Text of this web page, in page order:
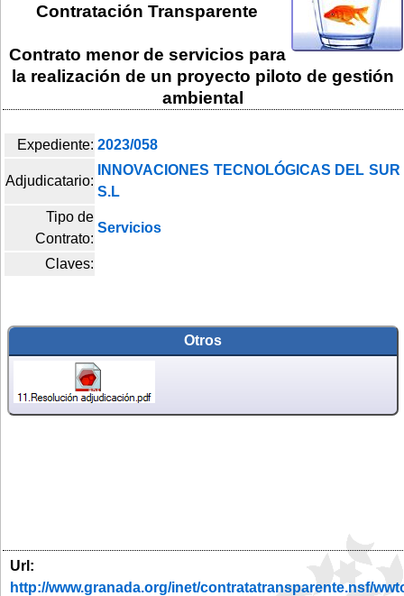
Contratación Transparente
Contrato menor de servicios para
la realización de un proyecto piloto de gestión
ambiental
Expediente: 2023/058
Adjudicatario:
INNOVACIONES TECNOLÓGICAS DEL SUR
S.L
Tipo de
Contrato:
Servicios
Claves:
Otros
Url:
http://www.granada.org/inet/contratatransparente.nsf/